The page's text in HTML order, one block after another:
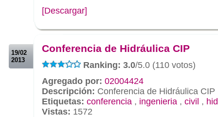
[Descargar]
19/02
2013
Conferencia de Hidráulica CIP
Ranking: 3.0/5.0 (110 votos)
Agregado por: 02004424
Descripción: Conferencia de Hidráulica CIP
Etiquetas: conferencia , ingenieria , civil ,
Vistas: 1572